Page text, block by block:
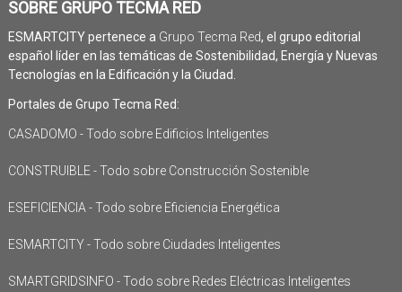
SOBRE GRUPO TECMA RED
ESMARTCITY pertenece a Grupo Tecma Red, el grupo editorial
español líder en las temáticas de Sostenibilidad, Energía y Nuevas
Tecnologías en la Edificación y la Ciudad.
Portales de Grupo Tecma Red:
CASADOMO - Todo sobre Edificios Inteligentes
CONSTRUIBLE - Todo sobre Construcción Sostenible
ESEFICIENCIA - Todo sobre Eficiencia Energética
ESMARTCITY - Todo sobre Ciudades Inteligentes
SMARTGRIDSINFO - Todo sobre Redes Eléctricas Inteligentes